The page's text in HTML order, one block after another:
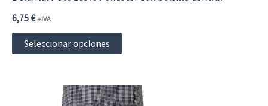
6,75€ +IVA
Seleccionar opciones
Este
producto
múltiples